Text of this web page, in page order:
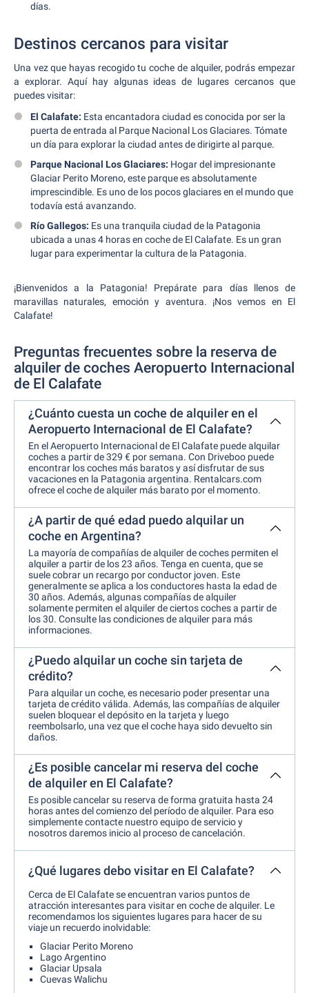
días.
Destinos cercanos para visitar
Una vez que hayas recogido tu coche de alquiler, podrás empezar
a explorar. Aquí hay algunas ideas de lugares cercanos que
puedes visitar:
El Calafate: Esta encantadora ciudad es conocida por ser la
puerta de entrada al Parque Nacional Los Glaciares. Tómate
un día para explorar la ciudad antes de dirigirte al parque.
Parque Nacional Los Glaciares: Hogar del impresionante
Glaciar Perito Moreno, este parque es absolutamente
imprescindible. Es uno de los pocos glaciares en el mundo que
todavía está avanzando.
Río Gallegos: Es una tranquila ciudad de la Patagonia
ubicada a unas 4 horas en coche de El Calafate. Es un gran
lugar para experimentar la cultura de la Patagonia.
¡Bienvenidos a la Patagonia! Prepárate para días llenos de
maravillas naturales, emoción y aventura. ¡Nos vemos en El
Calafate!
Preguntas frecuentes sobre la reserva de
alquiler de coches Aeropuerto Internacional
de El Calafate
¿Cuánto cuesta un coche de alquiler en el
Aeropuerto Internacional de El Calafate?
En el Aeropuerto Internacional de El Calafate puede alquilar
coches a partir de 329 € por semana. Con Driveboo puede
encontrar los coches más baratos y así disfrutar de sus
vacaciones en la Patagonia argentina. Rentalcars.com
ofrece el coche de alquiler más barato por el momento.
¿A partir de qué edad puedo alquilar un
coche en Argentina?
La mayoría de compañías de alquiler de coches permiten el
alquiler a partir de los 23 años. Tenga en cuenta, que se
suele cobrar un recargo por conductor joven. Este
generalmente se aplica a los conductores hasta la edad de
30 años. Además, algunas compañías de alquiler
solamente permiten el alquiler de ciertos coches a partir de
los 30. Consulte las condiciones de alquiler para más
informaciones.
¿Puedo alquilar un coche sin tarjeta de
crédito?
Para alquilar un coche, es necesario poder presentar una
tarjeta de crédito válida. Además, las compañías de alquiler
suelen bloquear el depósito en la tarjeta y luego
reembolsarlo, una vez que el coche haya sido devuelto sin
daños.
¿Es posible cancelar mi reserva del coche
de alquiler en El Calafate?
Es posible cancelar su reserva de forma gratuita hasta 24
horas antes del comienzo del período de alquiler. Para eso
simplemente contacte nuestro equipo de servicio y
nosotros daremos inicio al proceso de cancelación.
¿Qué lugares debo visitar en El Calafate?
Cerca de El Calafate se encuentran varios puntos de
atracción interesantes para visitar en coche de alquiler. Le
recomendamos los siguientes lugares para hacer de su
viaje un recuerdo inolvidable:
Glaciar Perito Moreno
Lago Argentino
Glaciar Upsala
Cuevas Walichu